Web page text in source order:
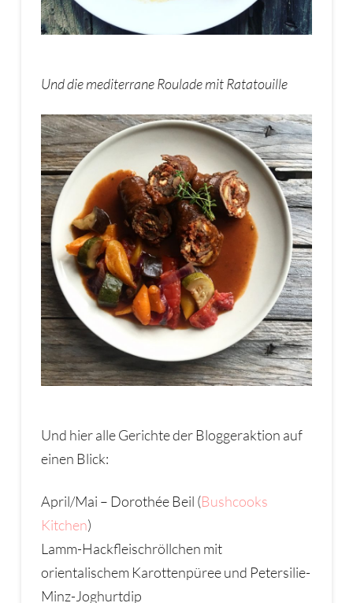
Und die mediterrane Roulade mit Ratatouille
Und hier alle Gerichte der Bloggeraktion auf
einen Blick:
April/Mai – Dorothée Beil (Bushcooks
Kitchen)
Lamm-Hackfleischröllchen mit
orientalischem Karottenpüree und Petersilie-
Minz-Joghurtdip